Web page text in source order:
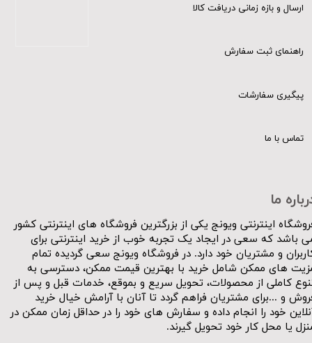
ما
اینترنتی ویونج یکی از بزرگترین فروشگاه های اینترنتی کشور
باشد که سعی در ایجاد یک تجربه خوب از خرید اینترنتی برای
و مشتریان خود دارد. در فروشگاه ویونج سعی گردیده تمام
های ممکن شامل خرید با بهترین قیمت ممکن، دسترسی به
کاملی از محصولات، تحویل سریع و بموقع، خدمات قبل و پس از
و ...برای مشتریان فراهم گردد تا آنان با آرامش خیال خرید
خود را انجام داده و سفارش های خود را در حداقل زمان ممکن در
یا محل کار خود تحویل گیرند.​​​​​​​
ارسال و بازه زمانی دریافت کالا
راهنمای ثبت سفارش
پیگیری سفارشات
تماس با ما